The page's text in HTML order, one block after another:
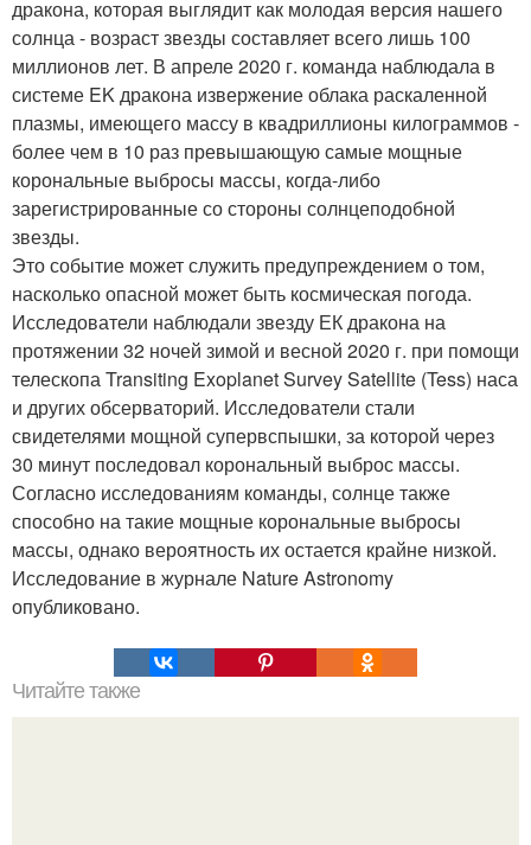
дракона, которая выглядит как молодая версия нашего
солнца - возраст звезды составляет всего лишь 100
миллионов лет. В апреле 2020 г. команда наблюдала в
системе EK дракона извержение облака раскаленной
плазмы, имеющего массу в квадриллионы килограммов -
более чем в 10 раз превышающую самые мощные
корональные выбросы массы, когда-либо
зарегистрированные со стороны солнцеподобной
звезды.
Это событие может служить предупреждением о том,
насколько опасной может быть космическая погода.
Исследователи наблюдали звезду ЕК дракона на
протяжении 32 ночей зимой и весной 2020 г. при помощи
телескопа Transiting Exoplanet Survey Satellite (Tess) наса
и других обсерваторий. Исследователи стали
свидетелями мощной супервспышки, за которой через
30 минут последовал корональный выброс массы.
Согласно исследованиям команды, солнце также
способно на такие мощные корональные выбросы
массы, однако вероятность их остается крайне низкой.
Исследование в журнале Nature Astronomy
опубликовано.
Читайте также